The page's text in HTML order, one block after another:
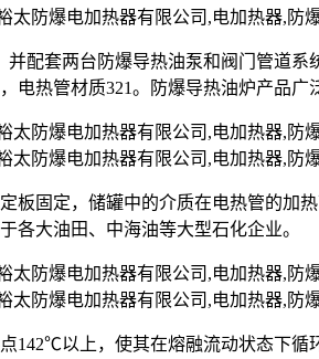
并配套两台防爆导热油泵和阀门管道
电热管材质321。防爆导热油炉产品广
板固定，储罐中的介质在电热管的加
各大油田、中海油等大型石化企业。
142℃以上，使其在熔融流动状态下